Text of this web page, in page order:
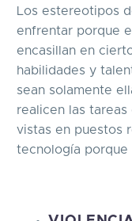
Los estereotipos
enfrentar porque
encasillan en
habilidades y
sean solamente
realicen las tareas
vistas en puestos
tecnología porque